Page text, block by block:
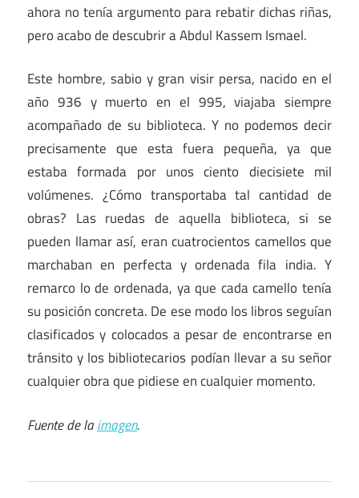
ahora no tenía argumento para rebatir dichas riñas,
pero acabo de descubrir a Abdul Kassem Ismael.
Este hombre, sabio y gran visir persa, nacido en el
año 936 y muerto en el 995, viajaba siempre
acompañado de su biblioteca. Y no podemos decir
precisamente que esta fuera pequeña, ya que
estaba formada por unos ciento diecisiete mil
volúmenes. ¿Cómo transportaba tal cantidad de
obras? Las ruedas de aquella biblioteca, si se
pueden llamar así, eran cuatrocientos camellos que
marchaban en perfecta y ordenada fila india. Y
remarco lo de ordenada, ya que cada camello tenía
su posición concreta. De ese modo los libros seguían
clasificados y colocados a pesar de encontrarse en
tránsito y los bibliotecarios podían llevar a su señor
cualquier obra que pidiese en cualquier momento.
Fuente de laimagen.